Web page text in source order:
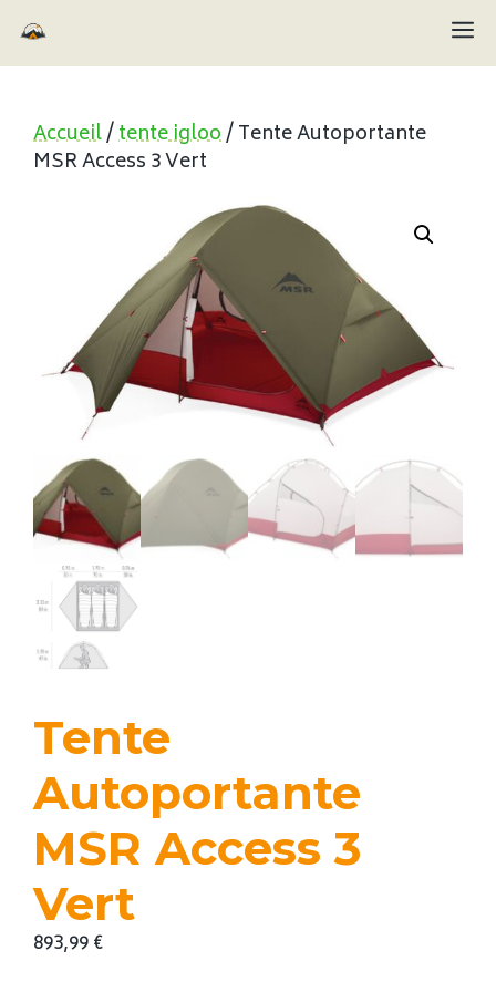
au
contenu
Accueil/tente igloo/ Tente Autoportante
MSR Access 3 Vert
Tente
Autoportante
MSR Access 3
Vert
893,99€